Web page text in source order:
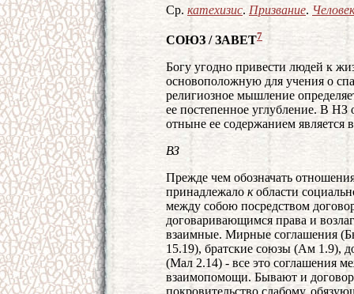
Ср. катехизис. Призвание. Человек
СОЮЗ / ЗАВЕТ7
Богу угодно привести людей к
основоположную для учения о
религиозное мышление
ее постепенное углубление. В НЗ
отныне ее содержанием является
ВЗ
Прежде чем обозначать
принадлежало кобласти
между собою посредством
договаривающимся права и
взаимные. Мирные соглашения
15.19), братские союзы (Ам 1.9),
(Мал 2.14) - все это соглашения
взаимопомощи. Бывают и